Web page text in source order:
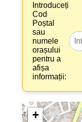
Introduceți
Cod
Poștal
sau
numele
orașului
pentru a
afișa
informații:
+